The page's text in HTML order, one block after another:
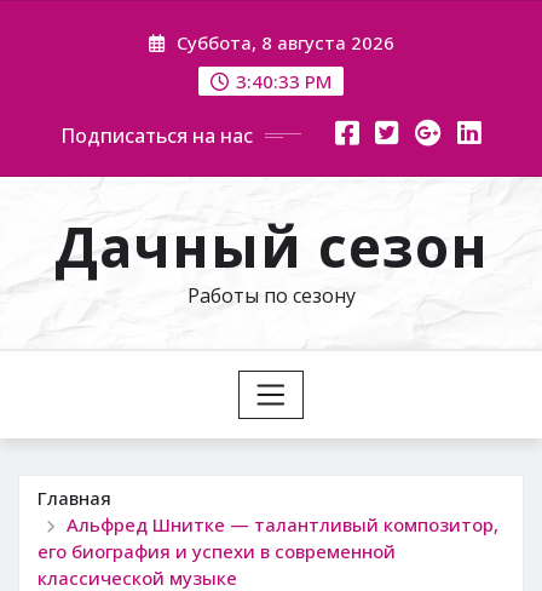
Суббота, 8 августа 2026
3:40:34 PM
Подписаться на нас
Дачный сезон
Работы по сезону
Главная
Альфред Шнитке — талантливый композитор,
его биография и успехи в современной
классической музыке